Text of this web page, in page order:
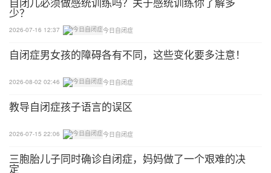
大同市云州区康芝源特殊儿童托养服务中心
吴熙 机构性质：民办康复机构
大同聪颖天使特殊教育
李红霞 机构性质：民办康复机构
大同市阳光行自闭症康复研究中心
少？
2026-07-16 12:37 今日自闭症
自闭症男女孩的障碍各有不同，这些变化要多注意！
2026-08-02 02:46 今日自闭症
教导自闭症孩子语言的误区
2026-07-15 22:06 今日自闭症
三胞胎儿子同时确诊自闭症，妈妈做了一个艰难的决
定